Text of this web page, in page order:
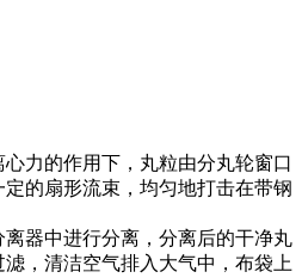
力的作用下，丸粒由分丸轮窗口
的扇形流束，均匀地打击在带钢
器中进行分离，分离后的干净丸
，清洁空气排入大气中，布袋上